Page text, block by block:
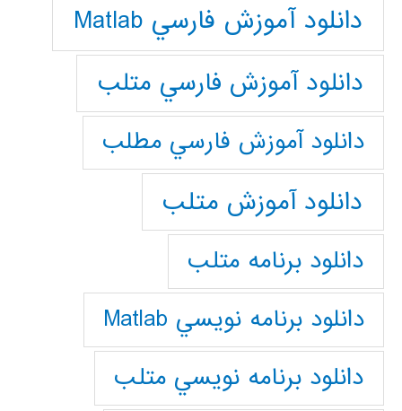
دانلود آموزش فارسي Matlab
دانلود آموزش فارسي متلب
دانلود آموزش فارسي مطلب
دانلود آموزش متلب
دانلود برنامه متلب
دانلود برنامه نويسي Matlab
دانلود برنامه نويسي متلب